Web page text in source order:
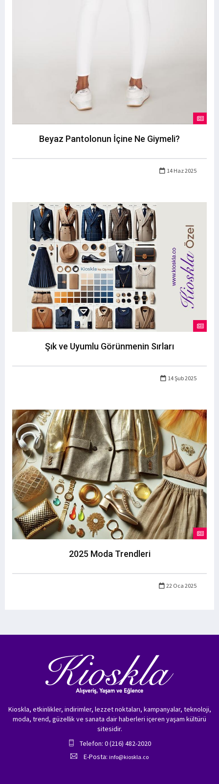
Beyaz Pantolonun İçine Ne Giymeli?
14 Haz 2025
Şık ve Uyumlu Görünmenin Sırları
14 Şub 2025
2025 Moda Trendleri
22 Oca 2025
Kioskla, etkinlikler, indirimler, lezzet noktaları, kampanyalar, teknoloji,
moda, trend, güzellik ve sanata dair haberleri içeren yaşam kültürü
sitesidir.
Telefon: 0 (216) 482-2020
E-Posta: info@kioskla.co